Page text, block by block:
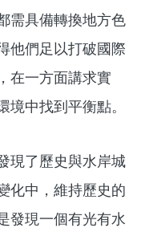
需具備轉換地方色
他們足以打破國際
在一方面講求實
境中找到平衡點。
了歷史與水岸城
化中，維持歷史的
發現一個有光有水